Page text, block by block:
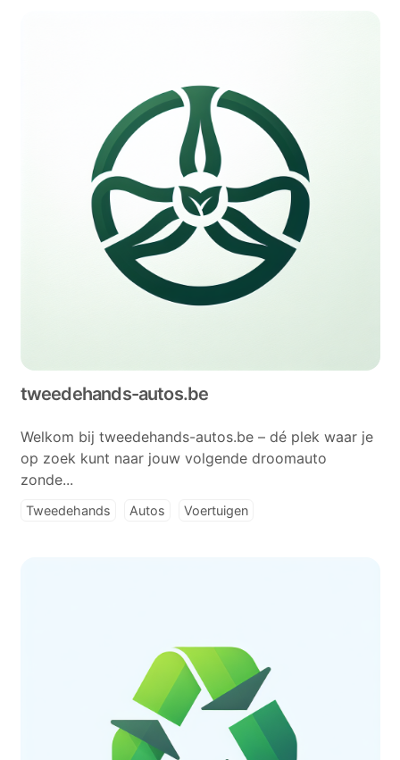
tweedehands-autos.be
Welkom bij tweedehands-autos.be – dé plek waar je
op zoek kunt naar jouw volgende droomauto
zonde...
Tweedehands Autos Voertuigen